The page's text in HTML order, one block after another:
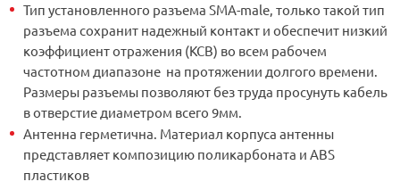
Тип установленного разъема SMA-male, только такой тип
разъема сохранит надежный контакт и обеспечит низкий
коэффициент отражения (КСВ) во всем рабочем
частотном диапазоне на протяжении долгого времени.
Размеры разъемы позволяют без труда просунуть кабель
в отверстие диаметром всего 9мм.
Антенна герметична. Материал корпуса антенны
представляет композицию поликарбоната и ABS
пластиков